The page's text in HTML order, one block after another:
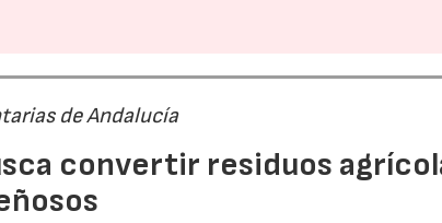
de Andalucía
convertir residuos